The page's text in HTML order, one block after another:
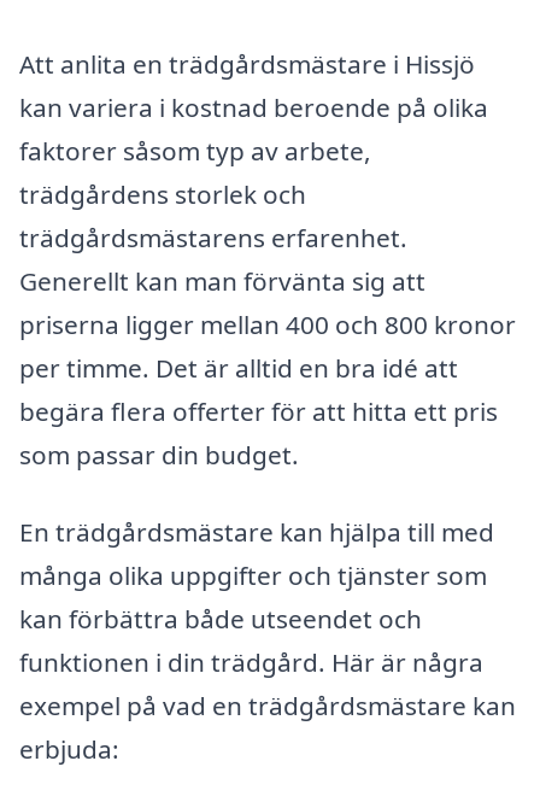
Att anlita en trädgårdsmästare i Hissjö
kan variera i kostnad beroende på olika
faktorer såsom typ av arbete,
trädgårdens storlek och
trädgårdsmästarens erfarenhet.
Generellt kan man förvänta sig att
priserna ligger mellan 400 och 800 kronor
per timme. Det är alltid en bra idé att
begära flera offerter för att hitta ett pris
som passar din budget.
En trädgårdsmästare kan hjälpa till med
många olika uppgifter och tjänster som
kan förbättra både utseendet och
funktionen i din trädgård. Här är några
exempel på vad en trädgårdsmästare kan
erbjuda: